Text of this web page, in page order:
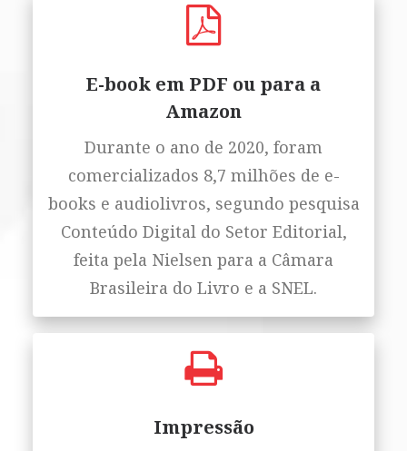
E-book em PDF ou para a
Amazon
Durante o ano de 2020, foram
comercializados 8,7 milhões de e-
books e audiolivros, segundo pesquisa
Conteúdo Digital do Setor Editorial,
feita pela Nielsen para a Câmara
Brasileira do Livro e a SNEL.
Impressão